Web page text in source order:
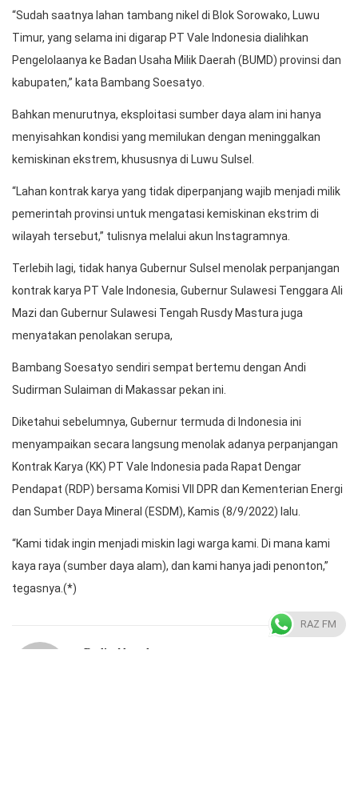
“Sudah saatnya lahan tambang nikel di Blok Sorowako, Luwu
Timur, yang selama ini digarap PT Vale Indonesia dialihkan
Pengelolaanya ke Badan Usaha Milik Daerah (BUMD) provinsi dan
kabupaten,” kata Bambang Soesatyo.
Bahkan menurutnya, eksploitasi sumber daya alam ini hanya
menyisahkan kondisi yang memilukan dengan meninggalkan
kemiskinan ekstrem, khususnya di Luwu Sulsel.
“Lahan kontrak karya yang tidak diperpanjang wajib menjadi milik
pemerintah provinsi untuk mengatasi kemiskinan ekstrim di
wilayah tersebut,” tulisnya melalui akun Instagramnya.
Terlebih lagi, tidak hanya Gubernur Sulsel menolak perpanjangan
kontrak karya PT Vale Indonesia, Gubernur Sulawesi Tenggara Ali
Mazi dan Gubernur Sulawesi Tengah Rusdy Mastura juga
menyatakan penolakan serupa,
Bambang Soesatyo sendiri sempat bertemu dengan Andi
Sudirman Sulaiman di Makassar pekan ini.
Diketahui sebelumnya, Gubernur termuda di Indonesia ini
menyampaikan secara langsung menolak adanya perpanjangan
Kontrak Karya (KK) PT Vale Indonesia pada Rapat Dengar
Pendapat (RDP) bersama Komisi VII DPR dan Kementerian Energi
dan Sumber Daya Mineral (ESDM), Kamis (8/9/2022) lalu.
“Kami tidak ingin menjadi miskin lagi warga kami. Di mana kami
kaya raya (sumber daya alam), dan kami hanya jadi penonton,”
tegasnya.(*)
Radio Almarkaz
RAZ FM